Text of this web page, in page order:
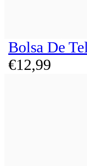
Bolsa De
€12,99